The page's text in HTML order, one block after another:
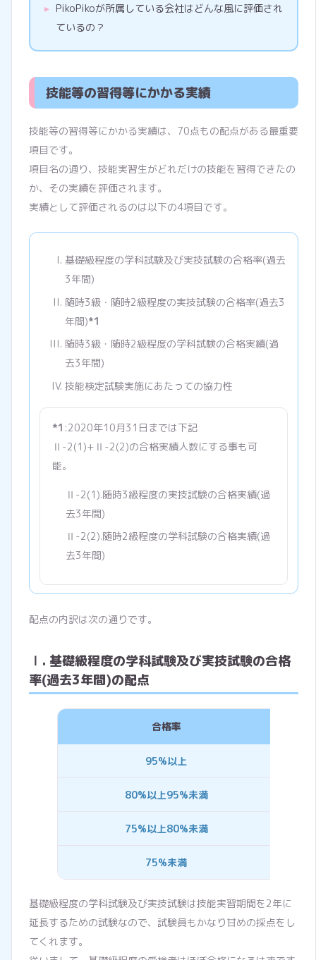
PikoPikoが所属している会社はどんな風に評価され
ているの？
技能等の習得等にかかる実績
技能等の習得等にかかる実績は、70点もの配点がある最重要
項目です。
項目名の通り、技能実習生がどれだけの技能を習得できたの
か、その実績を評価されます。
実績として評価されるのは以下の4項目です。
基礎級程度の学科試験及び実技試験の合格率(過去
3年間)
随時3級・随時2級程度の実技試験の合格率(過去3
年間)*1
随時3級・随時2級程度の学科試験の合格実績(過
去3年間)
技能検定試験実施にあたっての協力性
*1 :2020年10月31日までは下記
Ⅱ-2(1)+Ⅱ-2(2)の合格実績人数にする事も可
能。
Ⅱ-2(1).随時3級程度の実技試験の合格実績(過
去3年間)
Ⅱ-2(2).随時2級程度の学科試験の合格実績(過
去3年間)
配点の内訳は次の通りです。
Ⅰ. 基礎級程度の学科試験及び実技試験の合格
率(過去3年間)の配点
合格率
95%以上
80%以上95%未満
75%以上80%未満
75%未満
基礎級程度の学科試験及び実技試験は技能実習期間を2年に
延長するための試験なので、試験員もかなり甘めの採点をし
てくれます。